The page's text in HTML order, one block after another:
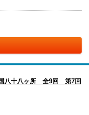
八十八ヶ所 全9回 第7回